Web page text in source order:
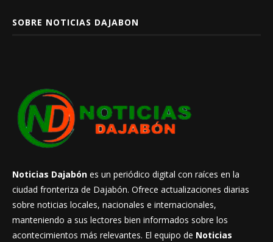
SOBRE NOTICIAS DAJABON
Noticias Dajabón es un periódico digital con raíces en la
ciudad fronteriza de Dajabón. Ofrece actualizaciones diarias
sobre noticias locales, nacionales e internacionales,
manteniendo a sus lectores bien informados sobre los
acontecimientos más relevantes. El equipo de Noticias